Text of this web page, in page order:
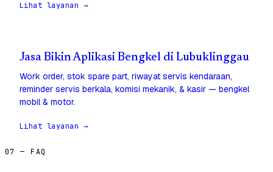
Lihat layanan →
Jasa Bikin Aplikasi Bengkel di Lubuklinggau
Work order, stok spare part, riwayat servis kendaraan,
reminder servis berkala, komisi mekanik, & kasir — bengkel
mobil & motor.
Lihat layanan →
07 — FAQ